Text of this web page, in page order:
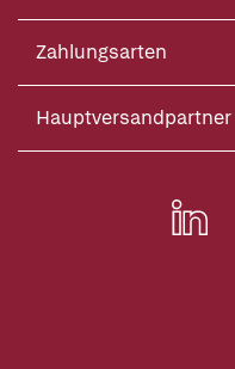
Zahlungsarten
Hauptversandpartner